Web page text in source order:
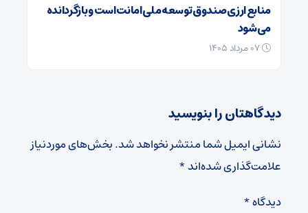
منابع ارزی صندوق توسعه ملی امانت است و بازگردانده
می‌شود
دیدگاهتان را بنویسید
نشانی ایمیل شما منتشر نخواهد شد.بخش‌های موردنیاز
علامت‌گذاری شده‌اند*
دیدگاه*